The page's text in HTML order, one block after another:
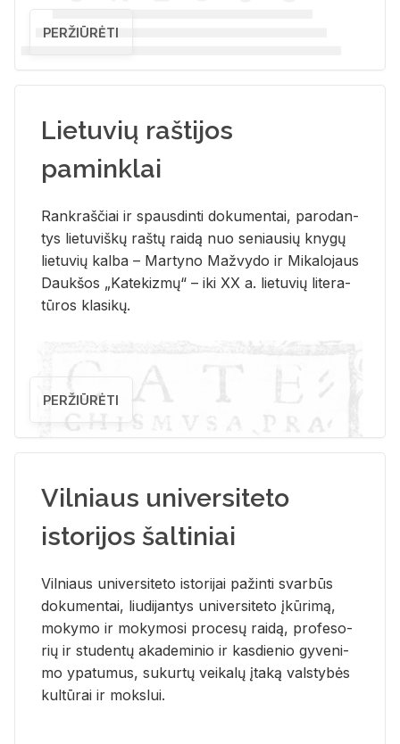
PERŽIŪRĖTI
Lietuvių raštijos
paminklai
Rank­raš­čiai ir spaus­din­ti do­ku­men­tai, pa­ro­dan­
tys lie­tu­viš­kų raš­tų rai­dą nuo se­niau­sių kny­gų
lie­tu­vių kal­ba – Mar­ty­no Ma­žvy­do ir Mi­ka­lo­jaus
Dauk­šos „Ka­te­kiz­mų“ – iki XX a. lie­tu­vių li­te­ra­
tū­ros kla­si­kų.
PERŽIŪRĖTI
Vilniaus universiteto
istorijos šaltiniai
Vil­niaus uni­ver­si­te­to is­to­ri­jai pa­žin­ti svar­būs
do­ku­men­tai, liu­di­jan­tys uni­ver­si­te­to įkū­ri­mą,
mo­ky­mo ir mo­ky­mo­si pro­ce­sų rai­dą, pro­fe­so­
rių ir stu­den­tų aka­de­mi­nio ir kas­die­nio gy­ve­ni­
mo ypa­tu­mus, su­kur­tų vei­ka­lų įta­ką vals­ty­bės
kul­tū­rai ir moks­lui.